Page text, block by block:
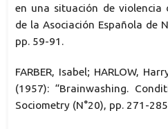
en una situación de violencia
de la Asociación Española de
pp. 59-91.
FARBER, Isabel; HARLOW,
(1957): “Brainwashing.
Sociometry (N°20), pp. 271-